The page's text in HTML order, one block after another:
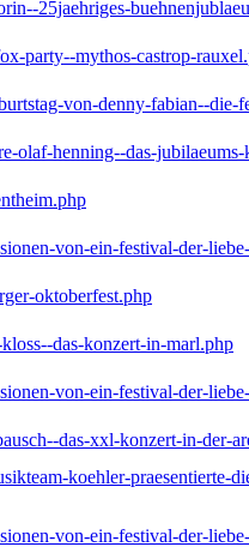
25jaehriges-
party--mythos-castrop-
von-denny-fabian--die-
olaf-henning--das-
von-ein-festival-der-
oktoberfest.php
das-konzert-in-marl.php
von-ein-festival-der-
das-xxl-konzert-in-der-
koehler-praesentierte-
von-ein-festival-der-